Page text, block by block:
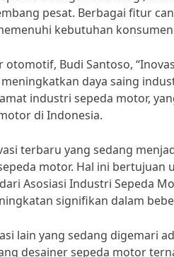
pesat. Berbagai fitur
kebutuhan
otomotif, Budi Santoso,
daya saing
industri sepeda motor,
di Indonesia.
terbaru yang sedang
motor. Hal ini
Asosiasi Industri Sepeda
signifikan dalam
lain yang sedang digemari
desainer sepeda motor